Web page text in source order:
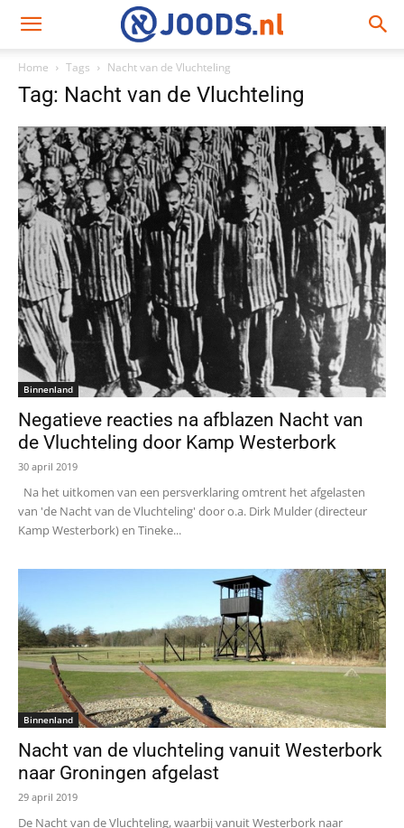
Home Tags Nacht van de Vluchteling
Tag: Nacht van de Vluchteling
Binnenland
Negatieve reacties na afblazen Nacht van
de Vluchteling door Kamp Westerbork
30 april 2019
Na het uitkomen van een persverklaring omtrent het afgelasten
van 'de Nacht van de Vluchteling' door o.a. Dirk Mulder (directeur
Kamp Westerbork) en Tineke...
Binnenland
Nacht van de vluchteling vanuit Westerbork
naar Groningen afgelast
29 april 2019
De Nacht van de Vluchteling, waarbij vanuit Westerbork naar